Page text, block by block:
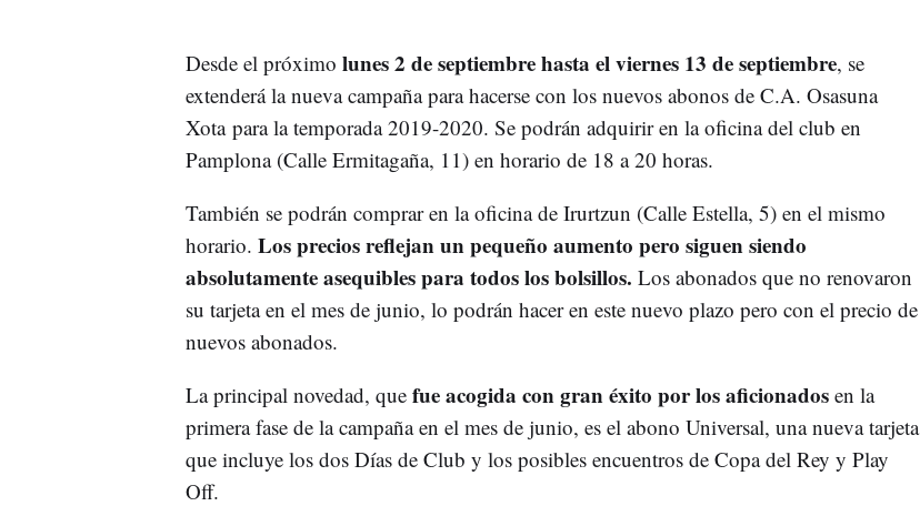
Desde el próximo lunes 2 de septiembre hasta el viernes 13 de septiembre, se
extenderá la nueva campaña para hacerse con los nuevos abonos de C.A. Osasuna
Xota para la temporada 2019-2020. Se podrán adquirir en la oficina del club en
Pamplona (Calle Ermitagaña, 11) en horario de 18 a 20 horas.
También se podrán comprar en la oficina de Irurtzun (Calle Estella, 5) en el mismo
horario. Los precios reflejan un pequeño aumento pero siguen siendo
absolutamente asequibles para todos los bolsillos. Los abonados que no renovaron
su tarjeta en el mes de junio, lo podrán hacer en este nuevo plazo pero con el precio de
nuevos abonados.
La principal novedad, que fue acogida con gran éxito por los aficionados en la
primera fase de la campaña en el mes de junio, es el abono Universal, una nueva tarjeta
que incluye los dos Días de Club y los posibles encuentros de Copa del Rey y Play
Off.